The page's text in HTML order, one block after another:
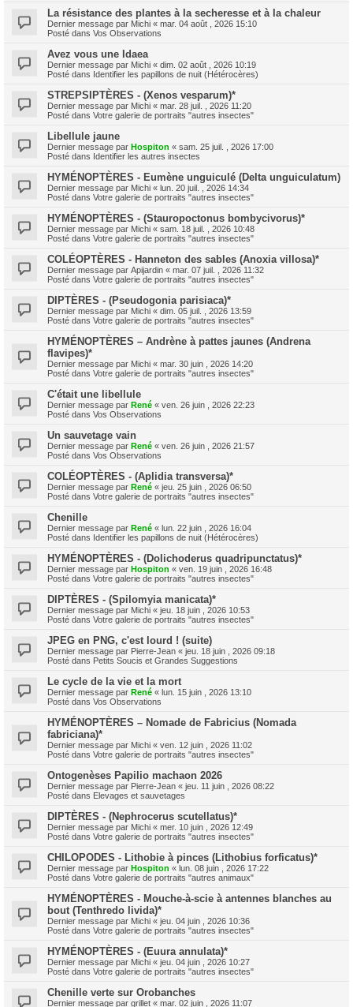
La résistance des plantes à la secheresse et à la chaleur
Dernier message par Michi « mar. 04 août , 2026 15:10
Posté dans Vos Observations
Avez vous une Idaea
Dernier message par Michi « dim. 02 août , 2026 10:19
Posté dans Identifier les papillons de nuit (Hétérocères)
STREPSIPTÈRES - (Xenos vesparum)*
Dernier message par Michi « mar. 28 juil. , 2026 11:20
Posté dans Votre galerie de portraits "autres insectes"
Libellule jaune
Dernier message par Hospiton « sam. 25 juil. , 2026 17:00
Posté dans Identifier les autres insectes
HYMÉNOPTÈRES - Eumène unguiculé (Delta unguiculatum)
Dernier message par Michi « lun. 20 juil. , 2026 14:34
Posté dans Votre galerie de portraits "autres insectes"
HYMÉNOPTÈRES - (Stauropoctonus bombycivorus)*
Dernier message par Michi « sam. 18 juil. , 2026 10:48
Posté dans Votre galerie de portraits "autres insectes"
COLÉOPTÈRES - Hanneton des sables (Anoxia villosa)*
Dernier message par Apijardin « mar. 07 juil. , 2026 11:32
Posté dans Votre galerie de portraits "autres insectes"
DIPTÈRES - (Pseudogonia parisiaca)*
Dernier message par Michi « dim. 05 juil. , 2026 13:59
Posté dans Votre galerie de portraits "autres insectes"
HYMÉNOPTÈRES – Andrène à pattes jaunes (Andrena
flavipes)*
Dernier message par Michi « mar. 30 juin , 2026 14:20
Posté dans Votre galerie de portraits "autres insectes"
C'était une libellule
Dernier message par René « ven. 26 juin , 2026 22:23
Posté dans Vos Observations
Un sauvetage vain
Dernier message par René « ven. 26 juin , 2026 21:57
Posté dans Vos Observations
COLÉOPTÈRES - (Aplidia transversa)*
Dernier message par René « jeu. 25 juin , 2026 06:50
Posté dans Votre galerie de portraits "autres insectes"
Chenille
Dernier message par René « lun. 22 juin , 2026 16:04
Posté dans Identifier les papillons de nuit (Hétérocères)
HYMÉNOPTÈRES - (Dolichoderus quadripunctatus)*
Dernier message par Hospiton « ven. 19 juin , 2026 16:48
Posté dans Votre galerie de portraits "autres insectes"
DIPTÈRES - (Spilomyia manicata)*
Dernier message par Michi « jeu. 18 juin , 2026 10:53
Posté dans Votre galerie de portraits "autres insectes"
JPEG en PNG, c'est lourd ! (suite)
Dernier message par Pierre-Jean « jeu. 18 juin , 2026 09:18
Posté dans Petits Soucis et Grandes Suggestions
Le cycle de la vie et la mort
Dernier message par René « lun. 15 juin , 2026 13:10
Posté dans Vos Observations
HYMÉNOPTÈRES – Nomade de Fabricius (Nomada
fabriciana)*
Dernier message par Michi « ven. 12 juin , 2026 11:02
Posté dans Votre galerie de portraits "autres insectes"
Ontogenèses Papilio machaon 2026
Dernier message par Pierre-Jean « jeu. 11 juin , 2026 08:22
Posté dans Elevages et sauvetages
DIPTÈRES - (Nephrocerus scutellatus)*
Dernier message par Michi « mer. 10 juin , 2026 12:49
Posté dans Votre galerie de portraits "autres insectes"
CHILOPODES - Lithobie à pinces (Lithobius forficatus)*
Dernier message par Hospiton « lun. 08 juin , 2026 17:22
Posté dans Votre galerie de portraits "autres animaux"
HYMÉNOPTÈRES - Mouche-à-scie à antennes blanches au
bout (Tenthredo livida)*
Dernier message par Michi « jeu. 04 juin , 2026 10:36
Posté dans Votre galerie de portraits "autres insectes"
HYMÉNOPTÈRES - (Euura annulata)*
Dernier message par Michi « jeu. 04 juin , 2026 10:27
Posté dans Votre galerie de portraits "autres insectes"
Chenille verte sur Orobanches
Dernier message par grillet « mar. 02 juin , 2026 11:07